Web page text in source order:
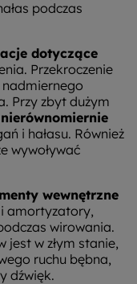
podczas
dotyczące
Przekroczenie
Przy zbyt dużym
nierównomiernie
i hałasu. Również
wywoływać
wewnętrzne
i amortyzatory,
wirowania.
w złym stanie,
ruchu bębna,
dźwięk.